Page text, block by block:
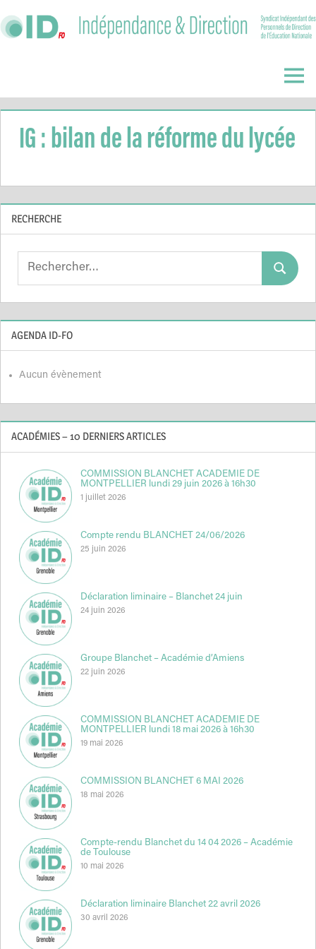
to
Direction
Menu
IG : bilan de la réforme du lycée
RECHERCHE
Search
Search
AGENDA ID-FO
Aucun évènement
ACADÉMIES – 10 DERNIERS ARTICLES
COMMISSION BLANCHET ACADEMIE DE
MONTPELLIER lundi 29 juin 2026 à 16h30
1 juillet 2026
Compte rendu BLANCHET 24/06/2026
25 juin 2026
Déclaration liminaire – Blanchet 24 juin
24 juin 2026
Groupe Blanchet – Académie d’Amiens
22 juin 2026
COMMISSION BLANCHET ACADEMIE DE
MONTPELLIER lundi 18 mai 2026 à 16h30
19 mai 2026
COMMISSION BLANCHET 6 MAI 2026
18 mai 2026
Compte-rendu Blanchet du 14 04 2026 – Académie
de Toulouse
10 mai 2026
Déclaration liminaire Blanchet 22 avril 2026
30 avril 2026